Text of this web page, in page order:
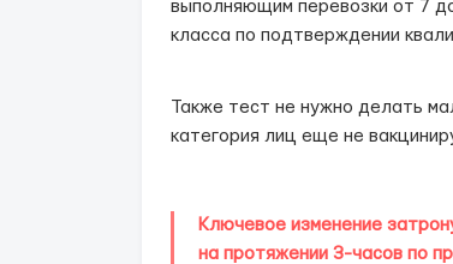
выполняющим перевозки от 7
класса по подтверждении
Также тест не нужно делать
категория лиц еще не
Ключевое изменение
на протяжении 3-часов по